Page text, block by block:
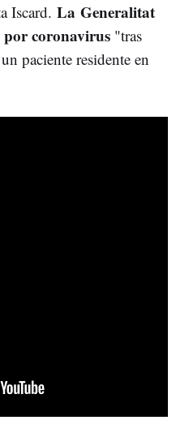
Iscard. La Generalitat
coronavirus "tras
paciente residente en